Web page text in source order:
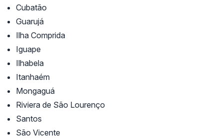
Cubatão
Guarujá
Ilha Comprida
Iguape
Ilhabela
Itanhaém
Mongaguá
Riviera de São Lourenço
Santos
São Vicente